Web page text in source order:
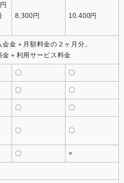
8,300円 10.400円
金＋月額料金の２ヶ月分。
金＋利用サービス料金
〇 〇
〇 〇
〇 〇
〇 〇
〇 ×